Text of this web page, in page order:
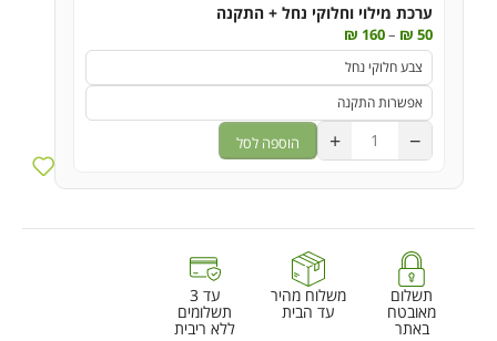
ערכת מילוי וחלוקי נחל + התקנה
₪ 50
–
₪ 160
−
+ הוספה לסל
תשלום
מאובטח
באתר
משלוח מהיר
עד הבית
עד 3
תשלומים
ללא ריבית